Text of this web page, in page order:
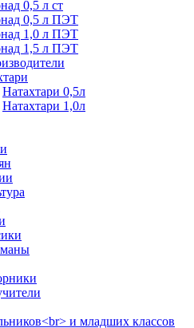
0,5 л ст
0,5 л ПЭТ
1,0 л ПЭТ
1,5 л ПЭТ
Натахтари 0,5л
Натахтари 1,0л
и младших классов